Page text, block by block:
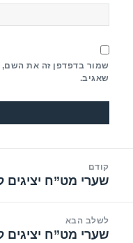
שמור בדפדפן זה את השם,
שאגיב.
קודם
הפוסט
שערי מט”ח יציגים לתאריך
לשלב הבא
הפוסט
שערי מט”ח יציגים לתאריך